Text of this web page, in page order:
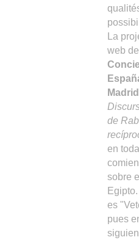
La
web
de
en
sobre
es
pues